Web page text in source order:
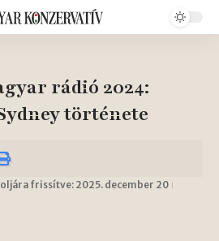
rádió 2024:
története
frissítve: 2025. december 20